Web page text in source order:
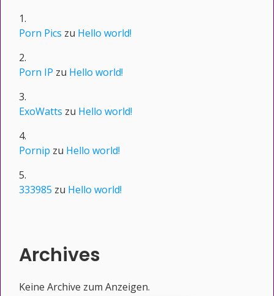
Porn Pics zu Hello world!
Porn IP zu Hello world!
ExoWatts zu Hello world!
Pornip zu Hello world!
333985 zu Hello world!
Archives
Keine Archive zum Anzeigen.